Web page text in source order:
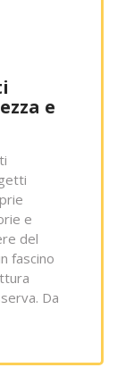
e
e
del
fascino
Da